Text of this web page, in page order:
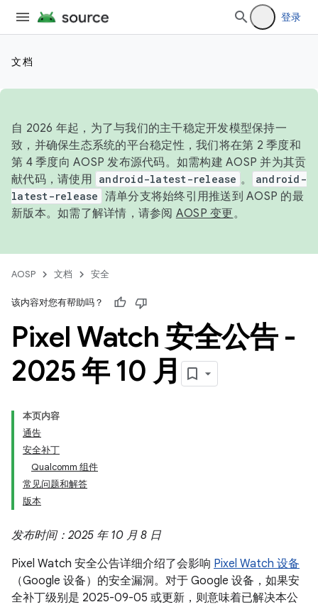
登录
文档
自 2026 年起，为了与我们的主干稳定开发模型保持一
致，并确保生态系统的平台稳定性，我们将在第 2 季度和
第 4 季度向 AOSP 发布源代码。如需构建 AOSP 并为其贡
献代码，请使用 android-latest-release 。
android-
latest-release 清单分支将始终引用推送到 AOSP 的最
新版本。如需了解详情，请参阅 AOSP 变更。
AOSP 文档 安全
该内容对您有帮助吗？
Pixel Watch 安全公告 -
2025 年 10 月
本页内容
通告
安全补丁
Qualcomm 组件
常见问题和解答
版本
发布时间：2025 年 10 月 8 日
Pixel Watch 安全公告详细介绍了会影响 Pixel Watch 设备
（Google 设备）的安全漏洞。对于 Google 设备，如果安
全补丁级别是 2025-09-05 或更新，则意味着已解决本公